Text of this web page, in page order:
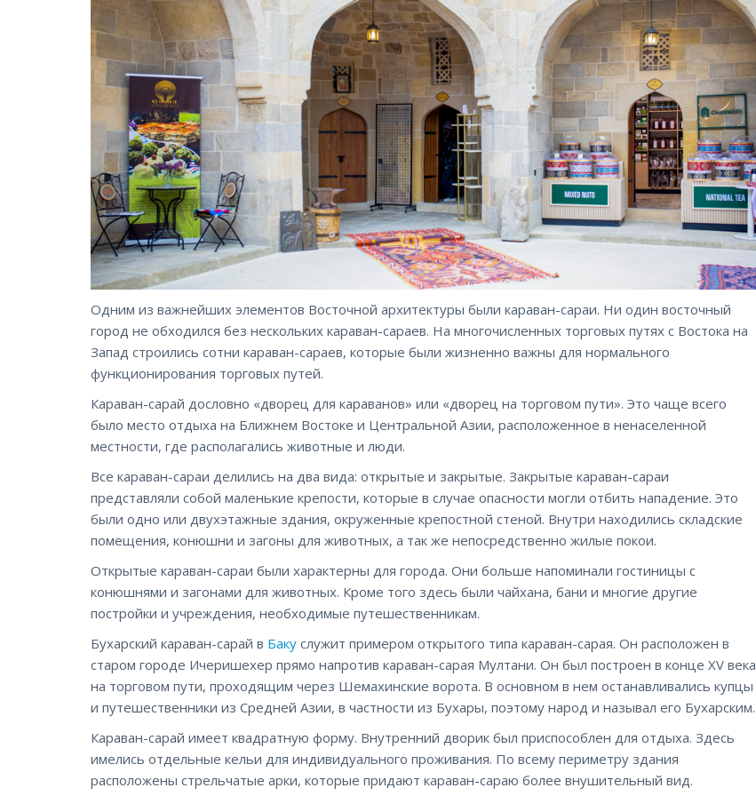
Одним из важнейших элементов Восточной архитектуры были караван-сараи. Ни один восточный
город не обходился без нескольких караван-сараев. На многочисленных торговых путях с Востока на
Запад строились сотни караван-сараев, которые были жизненно важны для нормального
функционирования торговых путей.
Караван-сарай дословно «дворец для караванов» или «дворец на торговом пути». Это чаще всего
было место отдыха на Ближнем Востоке и Центральной Азии, расположенное в ненаселенной
местности, где располагались животные и люди.
Все караван-сараи делились на два вида: открытые и закрытые. Закрытые караван-сараи
представляли собой маленькие крепости, которые в случае опасности могли отбить нападение. Это
были одно или двухэтажные здания, окруженные крепостной стеной. Внутри находились складские
помещения, конюшни и загоны для животных, а так же непосредственно жилые покои.
Открытые караван-сараи были характерны для города. Они больше напоминали гостиницы с
конюшнями и загонами для животных. Кроме того здесь были чайхана, бани и многие другие
постройки и учреждения, необходимые путешественникам.
Бухарский караван-сарай в Баку служит примером открытого типа караван-сарая. Он расположен в
старом городе Ичеришехер прямо напротив караван-сарая Мултани. Он был построен в конце XV века
на торговом пути, проходящим через Шемахинские ворота. В основном в нем останавливались купцы
и путешественники из Средней Азии, в частности из Бухары, поэтому народ и называл его Бухарским.
Караван-сарай имеет квадратную форму. Внутренний дворик был приспособлен для отдыха. Здесь
имелись отдельные кельи для индивидуального проживания. По всему периметру здания
расположены стрельчатые арки, которые придают караван-сараю более внушительный вид.